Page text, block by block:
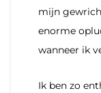
mijn
enorme
wanneer ik
Ik ben zo